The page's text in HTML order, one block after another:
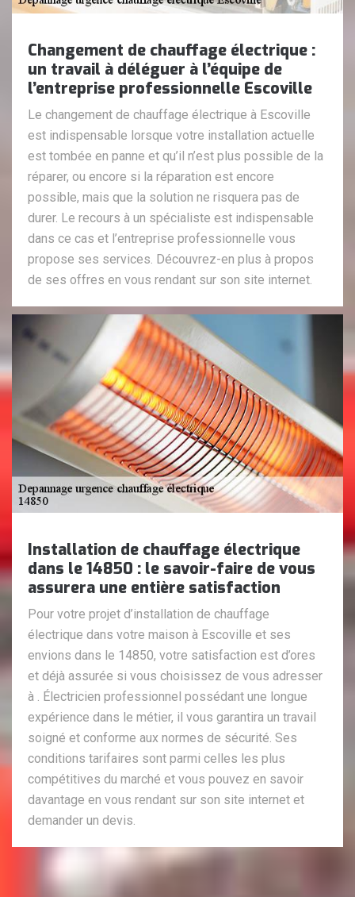
Changement de chauffage électrique :
un travail à déléguer à l’équipe de
l’entreprise professionnelle Escoville
Le changement de chauffage électrique à Escoville
est indispensable lorsque votre installation actuelle
est tombée en panne et qu’il n’est plus possible de la
réparer, ou encore si la réparation est encore
possible, mais que la solution ne risquera pas de
durer. Le recours à un spécialiste est indispensable
dans ce cas et l’entreprise professionnelle vous
propose ses services. Découvrez-en plus à propos
de ses offres en vous rendant sur son site internet.
Installation de chauffage électrique
dans le 14850 : le savoir-faire de vous
assurera une entière satisfaction
Pour votre projet d’installation de chauffage
électrique dans votre maison à Escoville et ses
envions dans le 14850, votre satisfaction est d’ores
et déjà assurée si vous choisissez de vous adresser
à . Électricien professionnel possédant une longue
expérience dans le métier, il vous garantira un travail
soigné et conforme aux normes de sécurité. Ses
conditions tarifaires sont parmi celles les plus
compétitives du marché et vous pouvez en savoir
davantage en vous rendant sur son site internet et
demander un devis.